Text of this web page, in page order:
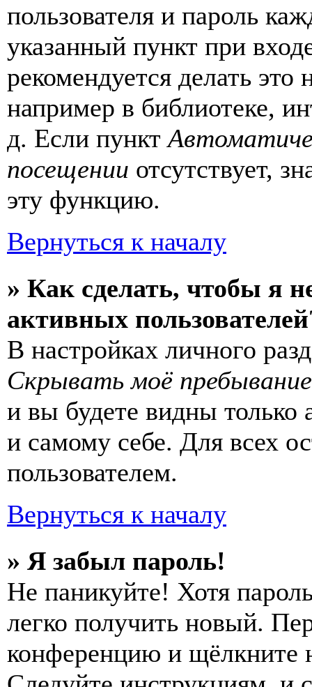
пользователя и пароль
указанный пункт при
рекомендуется делать
например в библиотеке,
д. Если пункт
посещении отсутствует,
эту функцию.
Вернуться к началу
» Как сделать, чтобы я
активных
В настройках личного
Скрывать моё
и вы будете видны только
и самому себе. Для всех
пользователем.
Вернуться к началу
» Я забыл пароль!
Не паникуйте! Хотя
легко получить новый.
конференцию и щёлкните